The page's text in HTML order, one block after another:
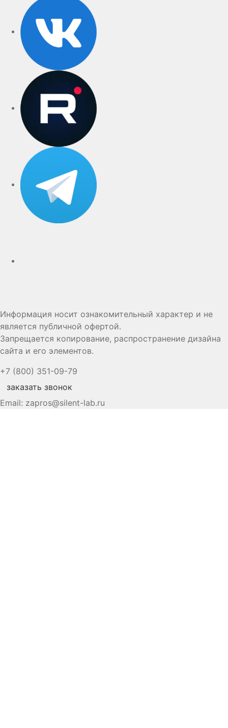
Информация носит ознакомительный характер и не
является публичной офертой.
Запрещается копирование, распространение дизайна
сайта и его элементов.
+7 (800) 351-09-79
заказать звонок
Email: zapros@silent-lab.ru